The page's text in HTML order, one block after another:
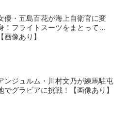
優・五島百花が海上自衛官に変
！フライトスーツをまとって…
【画像あり】
ンジュルム・川村文乃が練馬駐屯
でグラビアに挑戦！【画像あり】